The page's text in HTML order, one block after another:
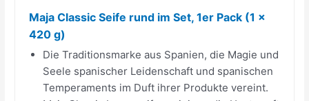
Maja Classic Seife rund im Set, 1er Pack (1 x
420 g)
Die Traditionsmarke aus Spanien, die Magie und
Seele spanischer Leidenschaft und spanischen
Temperaments im Duft ihrer Produkte vereint.